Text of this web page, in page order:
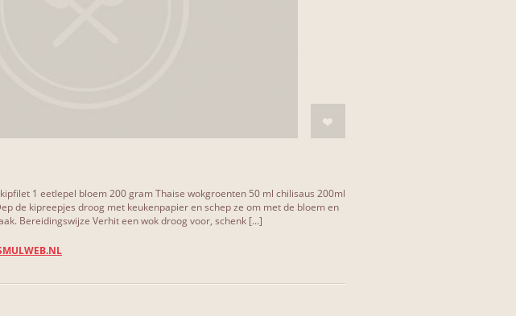
1 eetlepel bloem 200 gram Thaise wokgroenten 50 ml chilisaus 200ml
de kipreepjes droog met keukenpapier en schep ze om met de bloem en
Bereidingswijze Verhit een wok droog voor, schenk [...]